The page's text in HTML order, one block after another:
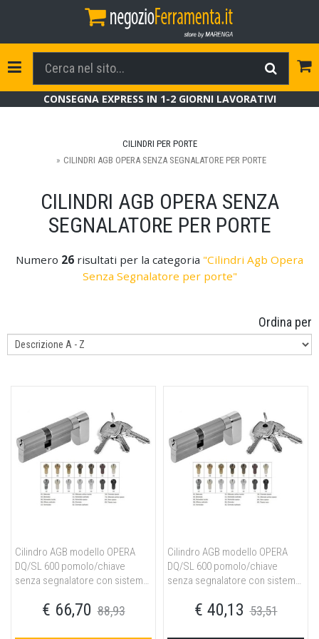
Toggle Navigation
CONSEGNA EXPRESS IN 1-2 GIORNI LAVORATIVI
CILINDRI PER PORTE
CILINDRI AGB OPERA SENZA SEGNALATORE PER PORTE
CILINDRI AGB OPERA SENZA
SEGNALATORE PER PORTE
Numero 26 risultati per la categoria "Cilindri Agb Opera
Senza Segnalatore per porte"
Ordina per
Cilindro AGB modello OPERA
DQ/SL 600 pomolo/chiave
senza segnalatore con sistema
P55/10/30 per portoncino in
€ 66,70 88,93
Cilindro AGB modello OPERA
DQ/SL 600 pomolo/chiave
senza segnalatore con sistema
P30/10/40 per portoncino in
€ 40,13 53,51